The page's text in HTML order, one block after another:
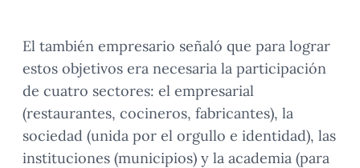
El también empresario señaló que para lograr
estos objetivos era necesaria la participación
de cuatro sectores: el empresarial
(restaurantes, cocineros, fabricantes), la
sociedad (unida por el orgullo e identidad), las
instituciones (municipios) y la academia (para